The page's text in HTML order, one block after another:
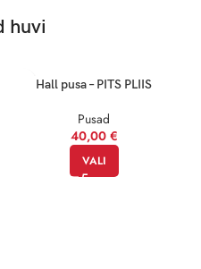
et tagada lõdvem ja
aga mugavus veelgi
huvi
Hall pusa – PITS PLIIS
Pusad
40,00 €
VALI